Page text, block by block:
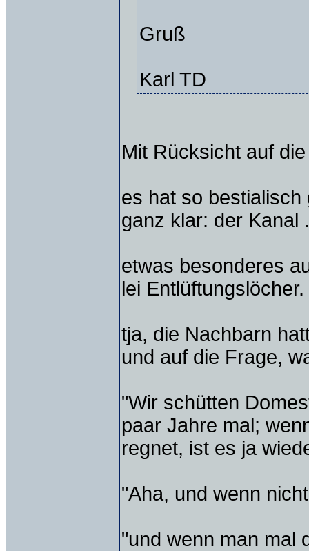
Gruß
Karl TD
Mit Rücksicht auf
es hat so
ganz klar: der Kanal
etwas besonderes
lei Entlüftungslöcher.
tja, die Nachbarn
und auf die Frage,
"Wir schütten
paar Jahre mal;
regnet, ist es ja
"Aha, und wenn
"und wenn man mal